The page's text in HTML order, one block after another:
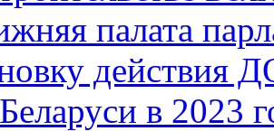
палата
действия
в 2023